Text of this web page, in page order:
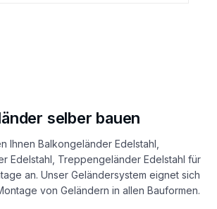
selber bauen
Ihnen Balkongeländer Edelstahl,
Edelstahl, Treppengeländer Edelstahl für
an. Unser Geländersystem eignet sich
von Geländern in allen Bauformen.